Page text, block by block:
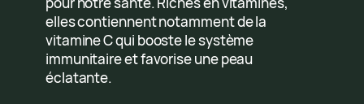
elles contiennent notamment de la
vitamine C qui booste le système
immunitaire et favorise une peau
éclatante.